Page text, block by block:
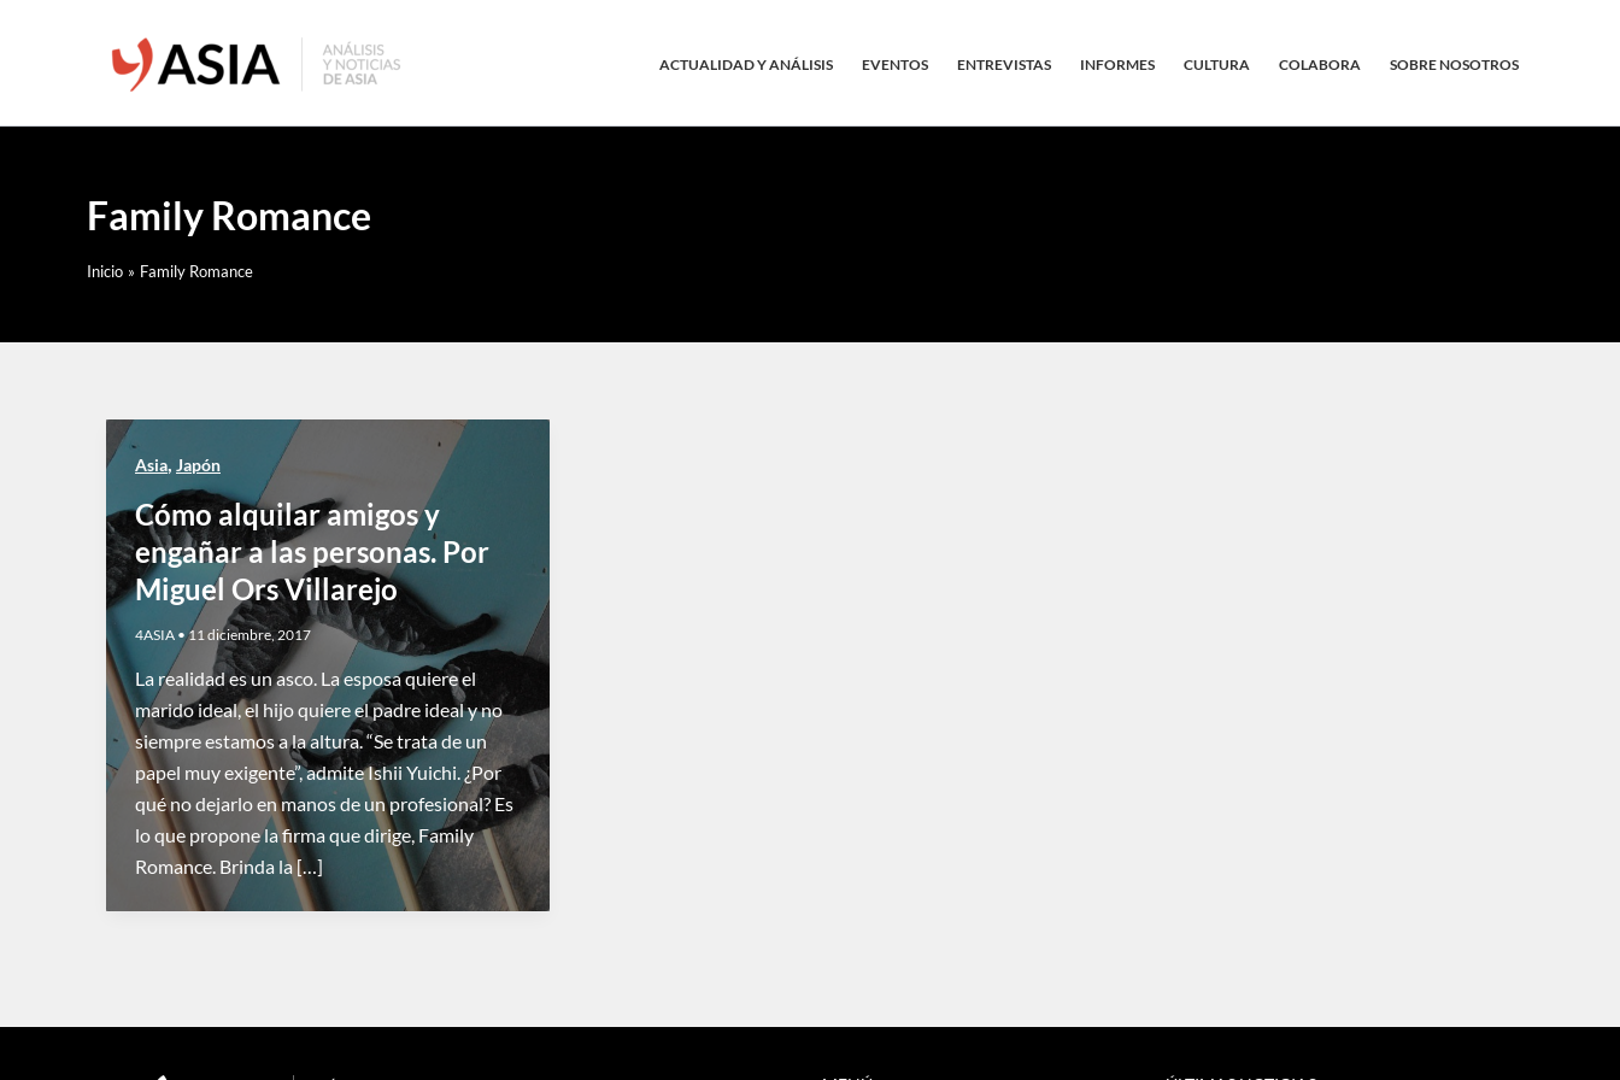
ACTUALIDAD Y ANÁLISIS EVENTOS ENTREVISTAS INFORMES CULTURA COLABORA SOBRE NOSOTROS
Family Romance
Inicio Family Romance
Asia, Japón
Cómo alquilar amigos y
engañar a las personas. Por
Miguel Ors Villarejo
4ASIA •11 diciembre, 2017
La realidad es un asco. La esposa quiere el
marido ideal, el hijo quiere el padre ideal y no
siempre estamos a la altura. “Se trata de un
papel muy exigente”, admite Ishii Yuichi. ¿Por
qué no dejarlo en manos de un profesional? Es
lo que propone la firma que dirige, Family
Romance. Brinda la […]